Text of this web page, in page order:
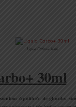
Liquid Carbo+ 30ml
30ml
équilibrée de glucides